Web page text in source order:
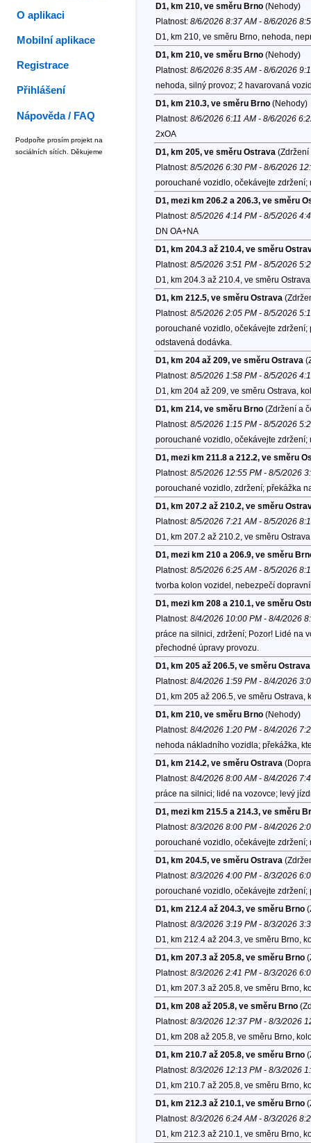
D1, km 210, ve směru Brno(Nehody)
Platnost: 8/6/2026 8:37 AM - 8/6/2026
D1, km 210, ve směru Brno, nehoda,
D1, km 210, ve směru Brno(Nehody)
Platnost: 8/6/2026 8:35 AM - 8/6/2026
nehoda, silný provoz; 2 havarovaná
D1, km 210.3, ve směru Brno(Nehody)
Platnost: 8/6/2026 6:11 AM - 8/6/2026
2xOA
D1, km 205, ve směru Ostrava (Zdržení
Platnost: 8/5/2026 6:30 PM - 8/6/2026
porouchané vozidlo, očekávejte
D1, mezi km 206.2 a 206.3, ve směru
Platnost: 8/5/2026 4:14 PM - 8/5/2026
DN OA+NA
D1, km 204.3 až 210.4, ve směru
Platnost: 8/5/2026 3:51 PM - 8/5/2026
D1, km 204.3 až 210.4, ve směru
D1, km 212.5, ve směru Ostrava
Platnost: 8/5/2026 2:05 PM - 8/5/2026
porouchané vozidlo, očekávejte
odstavená dodávka.
D1, km 204 až 209, ve směru Ostrava
Platnost: 8/5/2026 1:58 PM - 8/5/2026
D1, km 204 až 209, ve směru Ostrava,
D1, km 214, ve směru Brno(Zdržení a
Platnost: 8/5/2026 1:15 PM - 8/5/2026
porouchané vozidlo, očekávejte
D1, mezi km 211.8 a 212.2, ve směru
Platnost: 8/5/2026 12:55 PM - 8/5/2026
porouchané vozidlo, zdržení; překážka
D1, km 207.2 až 210.2, ve směru
Platnost: 8/5/2026 7:21 AM - 8/5/2026
D1, km 207.2 až 210.2, ve směru
D1, mezi km 210 a 206.9, ve směru
Platnost: 8/5/2026 6:25 AM - 8/5/2026
tvorba kolon vozidel, nebezpečí
D1, mezi km 208 a 210.1, ve směru
Platnost: 8/4/2026 10:00 PM - 8/4/2026
práce na silnici, zdržení; Pozor! Lidé na
přechodné úpravy provozu.
D1, km 205 až 206.5, ve směru Ostrava
Platnost: 8/4/2026 1:59 PM - 8/4/2026
D1, km 205 až 206.5, ve směru Ostrava,
D1, km 210, ve směru Brno(Nehody)
Platnost: 8/4/2026 1:20 PM - 8/4/2026
nehoda nákladního vozidla; překážka,
D1, km 214.2, ve směru Ostrava
Platnost: 8/4/2026 8:00 AM - 8/4/2026
práce na silnici; lidé na vozovce; levý
D1, mezi km 215.5 a 214.3, ve směru
Platnost: 8/3/2026 8:00 PM - 8/4/2026
porouchané vozidlo, očekávejte
D1, km 204.5, ve směru Ostrava
Platnost: 8/3/2026 4:00 PM - 8/3/2026
porouchané vozidlo, očekávejte
D1, km 212.4 až 204.3, ve směru Brno
Platnost: 8/3/2026 3:19 PM - 8/3/2026
D1, km 212.4 až 204.3, ve směru Brno,
D1, km 207.3 až 205.8, ve směru Brno
Platnost: 8/3/2026 2:41 PM - 8/3/2026
D1, km 207.3 až 205.8, ve směru Brno,
D1, km 208 až 205.8, ve směru Brno
Platnost: 8/3/2026 12:37 PM - 8/3/2026
D1, km 208 až 205.8, ve směru Brno,
D1, km 210.7 až 205.8, ve směru Brno
Platnost: 8/3/2026 12:13 PM - 8/3/2026
D1, km 210.7 až 205.8, ve směru Brno,
D1, km 212.3 až 210.1, ve směru Brno
Platnost: 8/3/2026 6:24 AM - 8/3/2026
D1, km 212.3 až 210.1, ve směru Brno,
O aplikaci
Mobilní aplikace
Registrace
Přihlášení
Nápověda / FAQ
Podpořte prosím projekt na
sociálních sítích. Děkujeme